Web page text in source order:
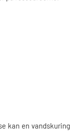
kan en vandskuring